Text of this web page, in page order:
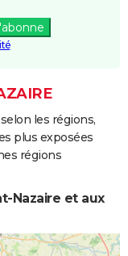
5 j
les régions,
plus exposées
régions
Nazaire et aux